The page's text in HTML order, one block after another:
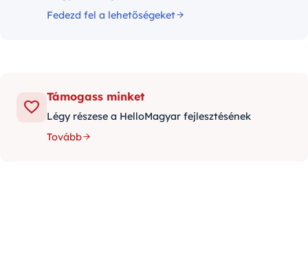
Fedezd fel a lehetőségeket
Támogass minket
Légy részese a HelloMagyar fejlesztésének
Tovább